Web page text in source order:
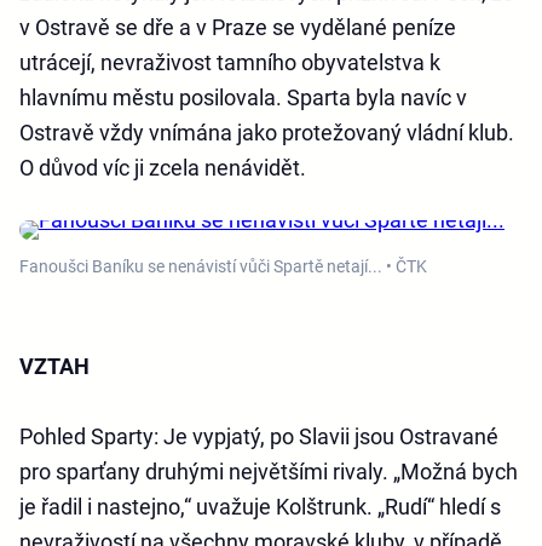
v Ostravě se dře a v Praze se vydělané peníze
utrácejí, nevraživost tamního obyvatelstva k
hlavnímu městu posilovala. Sparta byla navíc v
Ostravě vždy vnímána jako protežovaný vládní klub.
O důvod víc ji zcela nenávidět.
Fanoušci Baníku se nenávistí vůči Spartě netají... • ČTK
VZTAH
Pohled Sparty: Je vypjatý, po Slavii jsou Ostravané
pro sparťany druhými největšími rivaly. „Možná bych
je řadil i nastejno,“ uvažuje Kolštrunk. „Rudí“ hledí s